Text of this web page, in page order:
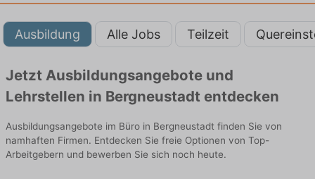
Ausbildung Alle Jobs Teilzeit
Jetzt Ausbildungsangebote und
Lehrstellen in Bergneustadt entdecken
Ausbildungsangebote im Büro in Bergneustadt finden Sie von
namhaften Firmen. Entdecken Sie freie Optionen von Top-
Arbeitgebern und bewerben Sie sich noch heute.